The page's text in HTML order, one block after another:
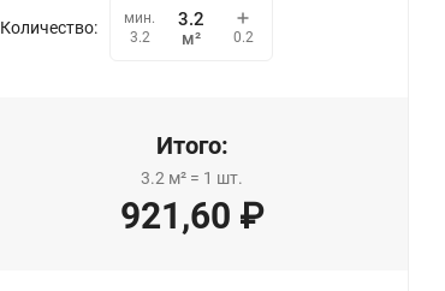
Количество:
мин.
3.2
м² 0.2
Итого:
3.2 м² = 1 шт.
921,60 ₽